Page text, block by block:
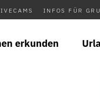
INFOS FÜR
erkunden